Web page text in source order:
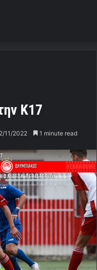
Κ17
11/2022 1 minute read